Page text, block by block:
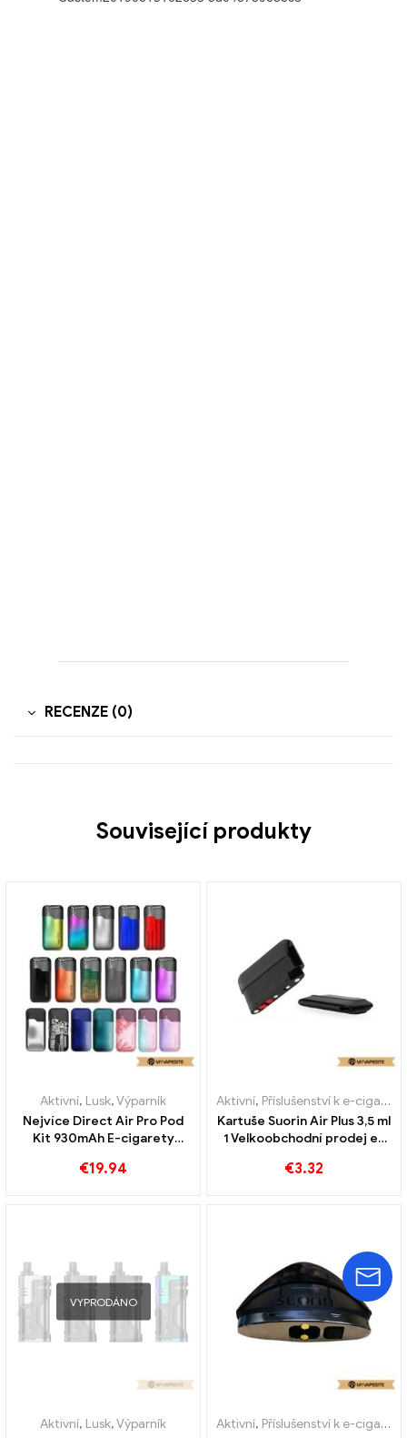
RECENZE (0)
Související produkty
Aktivní, Lusk,Výparník
Nejvíce Direct Air Pro Pod
Kit 930mAh E-cigarety
€19.94
Aktivní, Příslušenství k e-cigaretám
Kartuše Suorin Air Plus 3,5 ml
1 Velkoobchodní prodej e-
€3.32
VYPRODÁNO
Aktivní, Lusk,Výparník
Aktivní, Příslušenství k e-cigaretám